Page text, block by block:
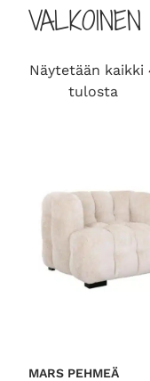
Näytetään kaikki
tulostaS
a
t
MARS PEHMEÄ